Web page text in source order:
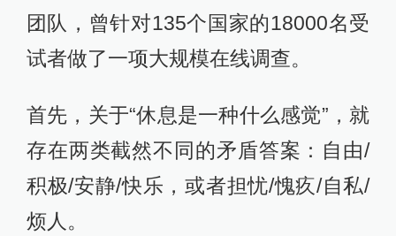
团队，曾针对135个国家的18000名受
试者做了一项大规模在线调查。
首先，关于“休息是一种什么感觉”，就
存在两类截然不同的矛盾答案：自由/
积极/安静/快乐，或者担忧/愧疚/自私/
烦人。